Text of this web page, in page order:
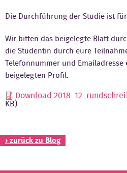
Die Durchführung der Studie ist
Wir bitten das beigelegte Blatt
die Studentin durch eure
Telefonnummer und
beigelegten Profil.
Download
KB)
› zurück zu Blog